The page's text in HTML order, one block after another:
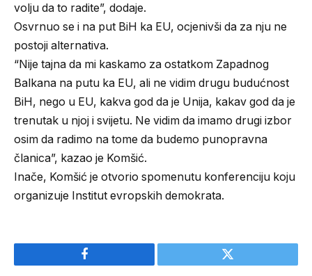
volju da to radite”, dodaje.
Osvrnuo se i na put BiH ka EU, ocjenivši da za nju ne
postoji alternativa.
“Nije tajna da mi kaskamo za ostatkom Zapadnog
Balkana na putu ka EU, ali ne vidim drugu budućnost
BiH, nego u EU, kakva god da je Unija, kakav god da je
trenutak u njoj i svijetu. Ne vidim da imamo drugi izbor
osim da radimo na tome da budemo punopravna
članica”, kazao je Komšić.
Inače, Komšić je otvorio spomenutu konferenciju koju
organizuje Institut evropskih demokrata.
Facebook Twitter